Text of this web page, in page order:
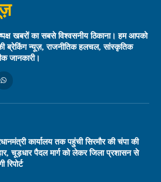
खबरों का सबसे विश्वसनीय ठिकाना। हम आपको
ब्रेकिंग न्यूज़, राजनीतिक हलचल, सांस्कृतिक
जानकारी।
कार्यालय तक पहुंची सिरमौर की चंपा की
चूड़धार पैदल मार्ग को लेकर जिला प्रशासन से
रिपोर्ट